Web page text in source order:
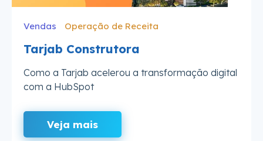
Vendas Operação de Receita
Tarjab Construtora
Como a Tarjab acelerou a transformação digital
com a HubSpot
Veja mais